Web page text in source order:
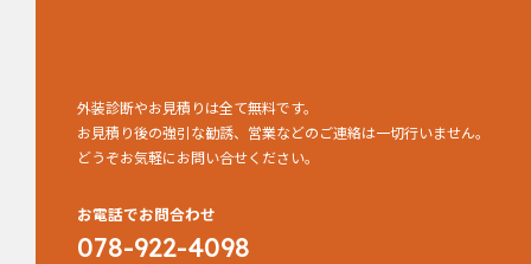
外装診断やお見積りは全て無料です。
お見積り後の強引な勧誘、営業などのご連絡は一切行いません。
どうぞお気軽にお問い合せください。
お電話でお問合わせ
078-922-4098